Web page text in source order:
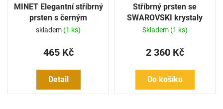
MINET Elegantní stříbrný
prsten s černým
zirkonem
skladem (1 ks)
465 Kč
Detail
Stříbrný prsten se
SWAROVSKI krystaly
Skladem (1 ks)
2 360 Kč
Do košíku